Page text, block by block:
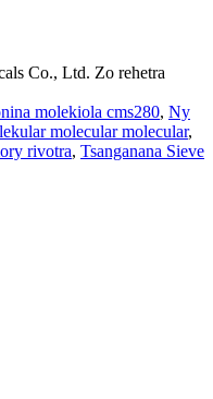
Co., Ltd. Zo rehetra
molekiola cms280, Ny
molecular molecular,
rivotra, Tsanganana Sieve